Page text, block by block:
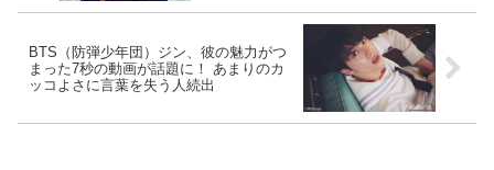
BTS（防弾少年団）ジン、彼の魅力がつ
まった7秒の動画が話題に！ あまりのカ
ッコよさに言葉を失う人続出